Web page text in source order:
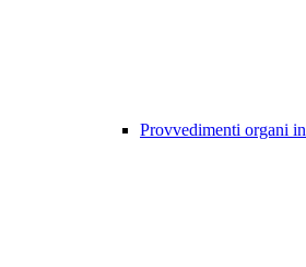
Provvedimenti organi